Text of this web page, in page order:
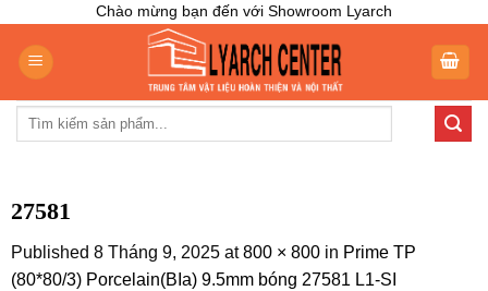
content
Chào mừng bạn đến với Showroom Lyarch
Tìm
27581
Published 8 Tháng 9, 2025 at800 × 800 in Prime TP
(80*80/3) Porcelain(BIa) 9.5mm bóng 27581 L1-SI